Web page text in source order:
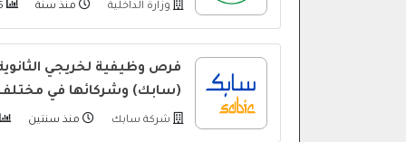
وزارة الداخلية منذ سنة
فرص وظيفية لخريجي
(سابك) وشركائها في
شركة سابك منذ سنتين